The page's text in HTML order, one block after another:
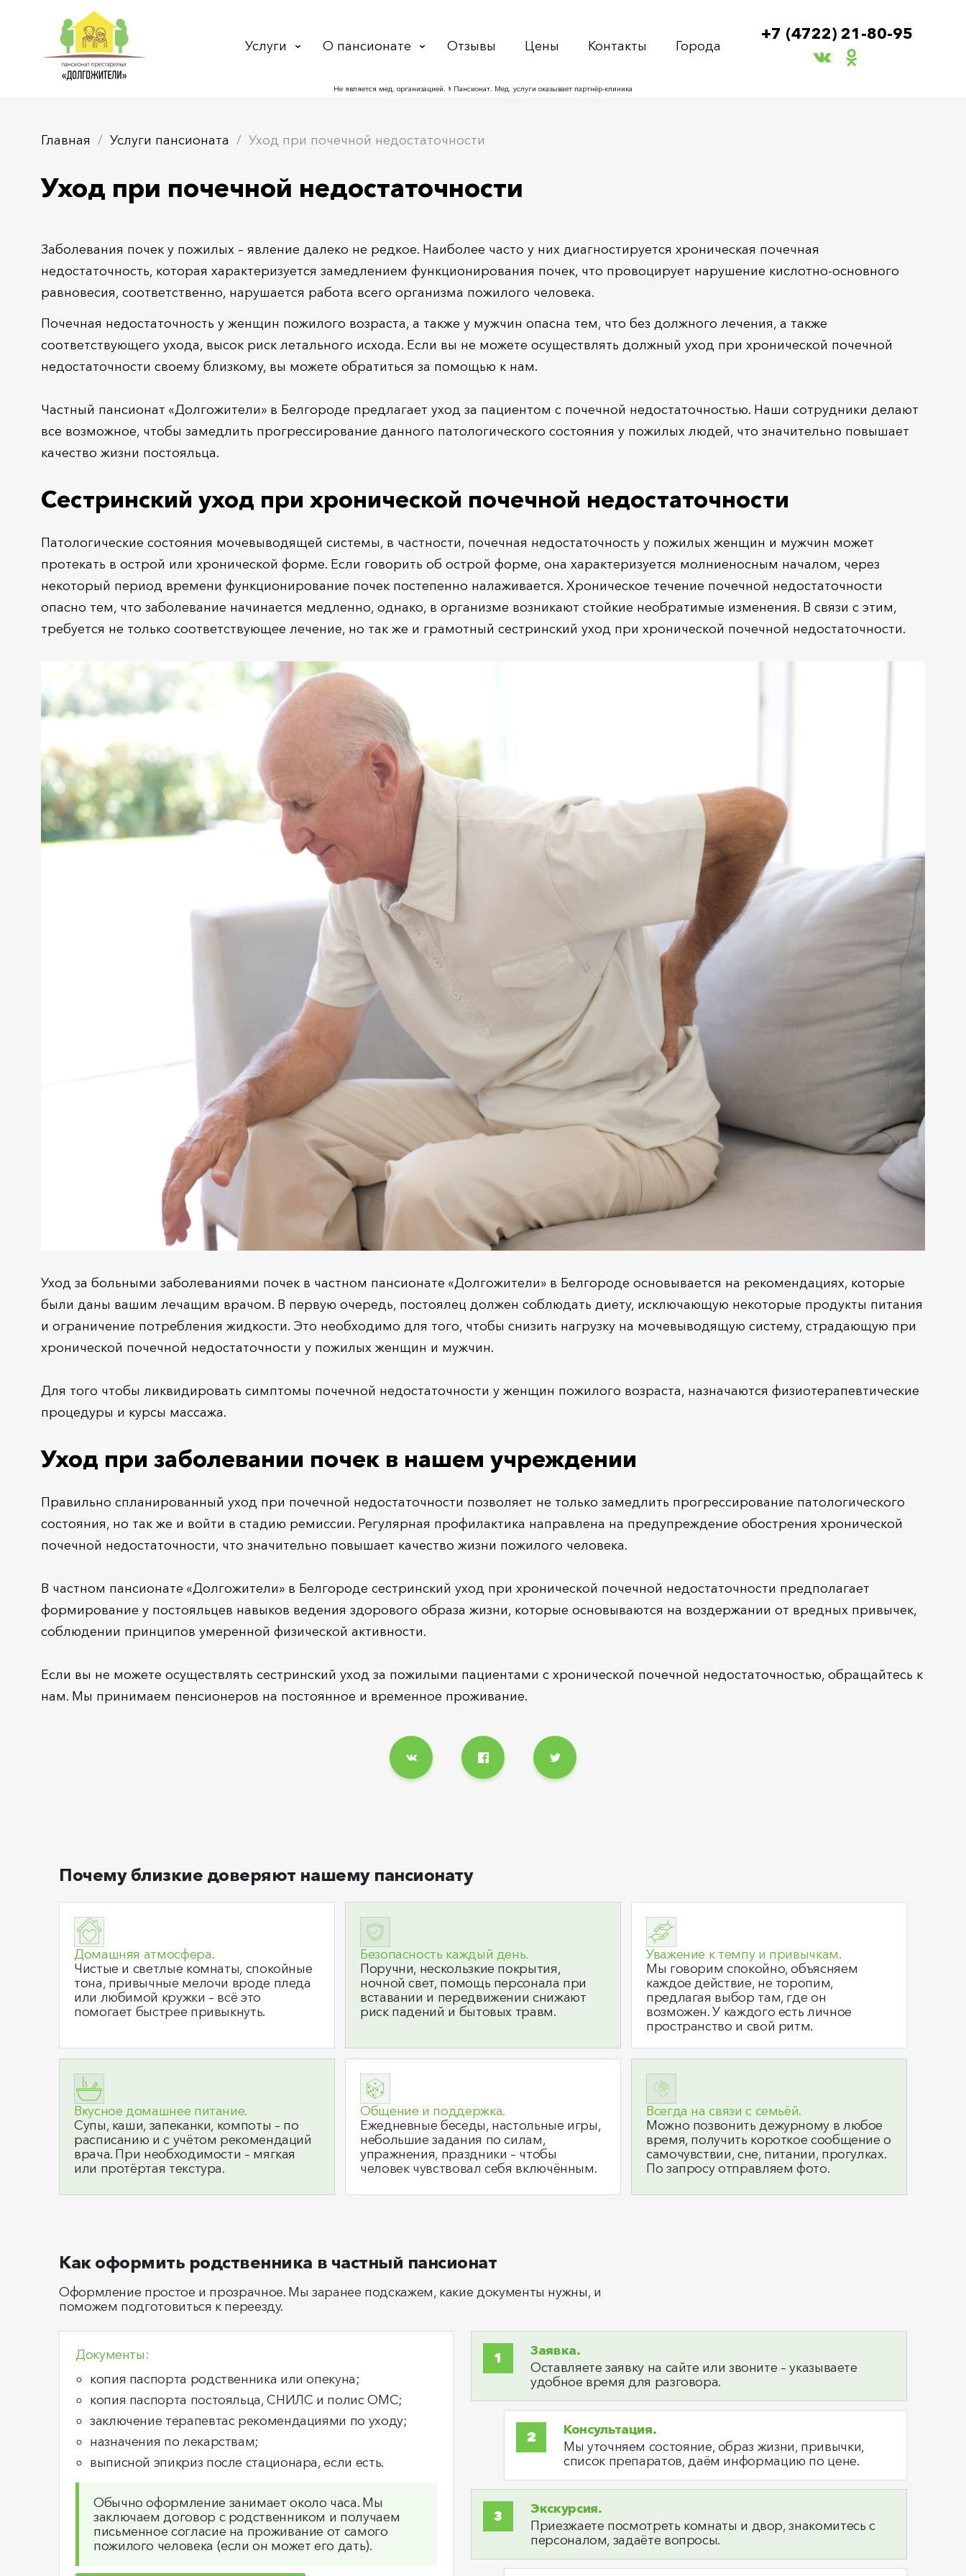
Услуги О пансионате Отзывы Цены Контакты Города
+7 (4722) 21-80-95
Не является мед. организацией. ⚕ Пансионат. Мед. услуги оказывает партнёр‑клиника
Главная Услуги пансионата Уход при почечной недостаточности
Уход при почечной недостаточности
Заболевания почек у пожилых – явление далеко не редкое. Наиболее часто у них диагностируется хроническая почечная
недостаточность, которая характеризуется замедлением функционирования почек, что провоцирует нарушение кислотно-основного
равновесия, соответственно, нарушается работа всего организма пожилого человека.
Почечная недостаточность у женщин пожилого возраста, а также у мужчин опасна тем, что без должного лечения, а также
соответствующего ухода, высок риск летального исхода. Если вы не можете осуществлять должный уход при хронической почечной
недостаточности своему близкому, вы можете обратиться за помощью к нам.
Частный пансионат «Долгожители» в Белгороде предлагает уход за пациентом с почечной недостаточностью. Наши сотрудники делают
все возможное, чтобы замедлить прогрессирование данного патологического состояния у пожилых людей, что значительно повышает
качество жизни постояльца.
Сестринский уход при хронической почечной недостаточности
Патологические состояния мочевыводящей системы, в частности, почечная недостаточность у пожилых женщин и мужчин может
протекать в острой или хронической форме. Если говорить об острой форме, она характеризуется молниеносным началом, через
некоторый период времени функционирование почек постепенно налаживается. Хроническое течение почечной недостаточности
опасно тем, что заболевание начинается медленно, однако, в организме возникают стойкие необратимые изменения. В связи с этим,
требуется не только соответствующее лечение, но так же и грамотный сестринский уход при хронической почечной недостаточности.
Уход за больными заболеваниями почек в частном пансионате «Долгожители» в Белгороде основывается на рекомендациях, которые
были даны вашим лечащим врачом. В первую очередь, постоялец должен соблюдать диету, исключающую некоторые продукты питания
и ограничение потребления жидкости. Это необходимо для того, чтобы снизить нагрузку на мочевыводящую систему, страдающую при
хронической почечной недостаточности у пожилых женщин и мужчин.
Для того чтобы ликвидировать симптомы почечной недостаточности у женщин пожилого возраста, назначаются физиотерапевтические
процедуры и курсы массажа.
Уход при заболевании почек в нашем учреждении
Правильно спланированный уход при почечной недостаточности позволяет не только замедлить прогрессирование патологического
состояния, но так же и войти в стадию ремиссии. Регулярная профилактика направлена на предупреждение обострения хронической
почечной недостаточности, что значительно повышает качество жизни пожилого человека.
В частном пансионате «Долгожители» в Белгороде сестринский уход при хронической почечной недостаточности предполагает
формирование у постояльцев навыков ведения здорового образа жизни, которые основываются на воздержании от вредных привычек,
соблюдении принципов умеренной физической активности.
Если вы не можете осуществлять сестринский уход за пожилыми пациентами с хронической почечной недостаточностью, обращайтесь к
нам. Мы принимаем пенсионеров на постоянное и временное проживание.
Почему близкие доверяют нашему пансионату
Домашняя атмосфера.
Чистые и светлые комнаты, спокойные
тона, привычные мелочи вроде пледа
или любимой кружки – всё это
помогает быстрее привыкнуть.
Безопасность каждый день.
Поручни, нескользкие покрытия,
ночной свет, помощь персонала при
вставании и передвижении снижают
риск падений и бытовых травм.
Уважение к темпу и привычкам.
Мы говорим спокойно, объясняем
каждое действие, не торопим,
предлагая выбор там, где он
возможен. У каждого есть личное
пространство и свой ритм.
Вкусное домашнее питание.
Супы, каши, запеканки, компоты – по
расписанию и с учётом рекомендаций
врача. При необходимости – мягкая
или протёртая текстура.
Общение и поддержка.
Ежедневные беседы, настольные игры,
небольшие задания по силам,
упражнения, праздники – чтобы
человек чувствовал себя включённым.
Всегда на связи с семьёй.
Можно позвонить дежурному в любое
время, получить короткое сообщение о
самочувствии, сне, питании, прогулках.
По запросу отправляем фото.
Как оформить родственника в частный пансионат
Оформление простое и прозрачное. Мы заранее подскажем, какие документы нужны, и
поможем подготовиться к переезду.
Документы:
копия паспорта родственника или опекуна;
копия паспорта постояльца, СНИЛС и полис ОМС;
заключение терапевтас рекомендациями по уходу;
назначения по лекарствам;
выписной эпикриз после стационара, если есть.
Обычно оформление занимает около часа. Мы
заключаем договор с родственником и получаем
письменное согласие на проживание от самого
пожилого человека (если он может его дать).
Заявка.
Оставляете заявку на сайте или звоните – указываете
удобное время для разговора.
Консультация.
Мы уточняем состояние, образ жизни, привычки,
список препаратов, даём информацию по цене.
Экскурсия.
Приезжаете посмотреть комнаты и двор, знакомитесь с
персоналом, задаёте вопросы.